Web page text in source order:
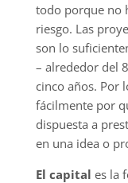
todo porque no
riesgo. Las
son lo
– alrededor del
cinco años. Por
fácilmente por
dispuesta a
en una idea o
El capital es la